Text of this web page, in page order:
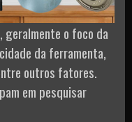
geralmente o foco da
da ferramenta,
outros fatores.
em pesquisar